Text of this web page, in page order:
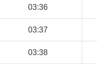
03:36
03:37
03:38